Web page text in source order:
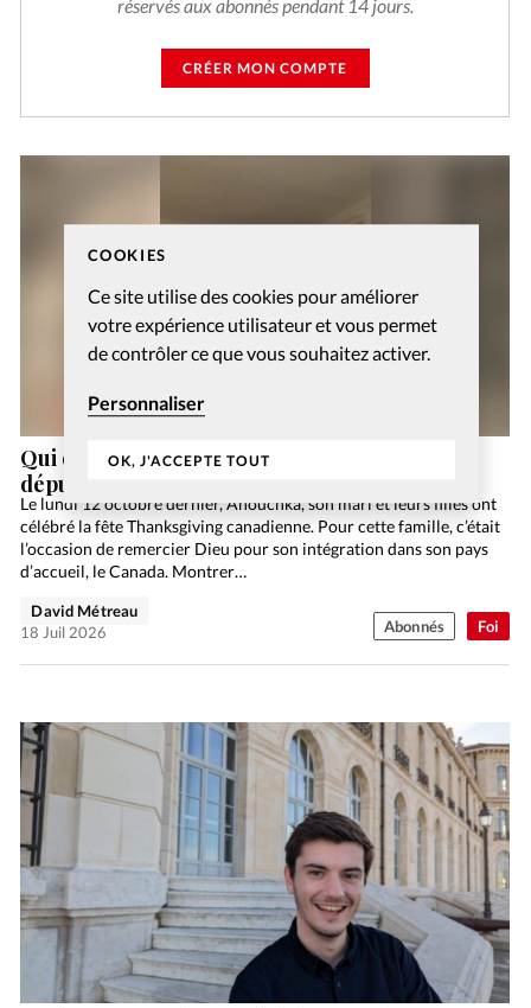
COOKIES
Ce site utilise des cookies pour améliorer
votre expérience utilisateur et vous permet
de contrôler ce que vous souhaitez activer.
Personnaliser
OK, J'ACCEPTE TOUT
réservés aux abonnés pendant 14 jours.
CRÉER MON COMPTE
Foi
Qui dites-vous que je suis? Avec l’ancienne
députée Georgina Dufoix
Le lundi 12 octobre dernier, Anouchka, son mari et leurs filles ont
célébré la fête Thanksgiving canadienne. Pour cette famille, c’était
l’occasion de remercier Dieu pour son intégration dans son pays
d’accueil, le Canada. Montrer…
David Métreau
18 Juil 2026
Abonnés